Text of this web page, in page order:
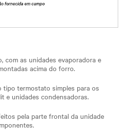
com as unidades evaporadora e
acima do forro.
tipo termostato simples para os
e unidades condensadoras.
pela parte frontal da unidade